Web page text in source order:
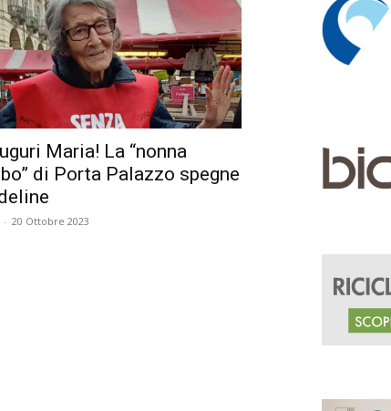
Maria! La “nonna
di Porta Palazzo spegne
- 20 Ottobre 2023